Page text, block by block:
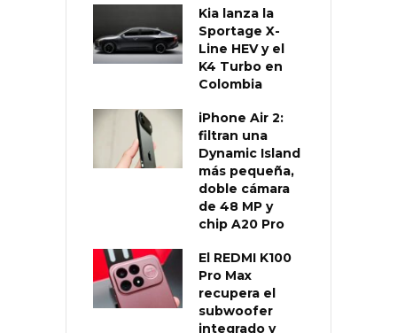
Kia lanza la
Sportage X-
Line HEV y el
K4 Turbo en
Colombia
iPhone Air 2:
filtran una
Dynamic Island
más pequeña,
doble cámara
de 48 MP y
chip A20 Pro
El REDMI K100
Pro Max
recupera el
subwoofer
integrado y